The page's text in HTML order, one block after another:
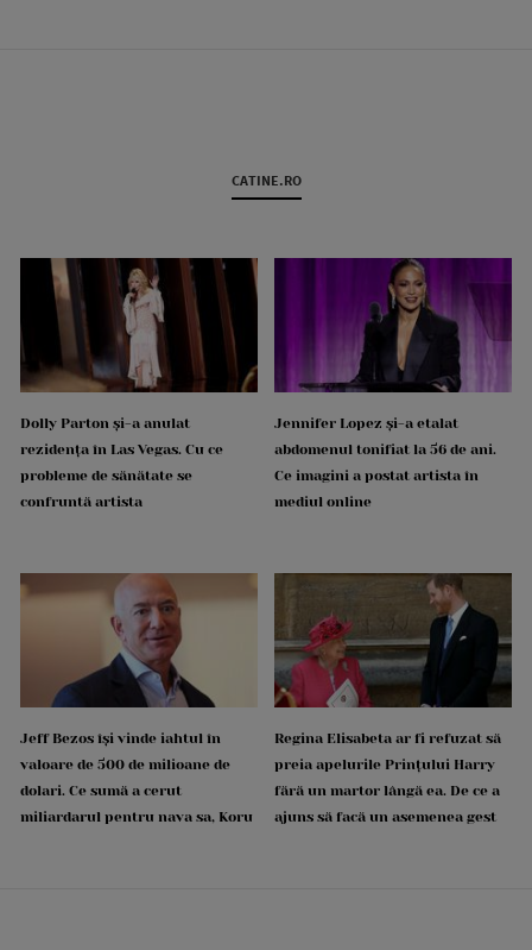
CATINE.RO
Dolly Parton și-a anulat
rezidența în Las Vegas. Cu ce
probleme de sănătate se
confruntă artista
Jennifer Lopez și-a etalat
abdomenul tonifiat la 56 de ani.
Ce imagini a postat artista în
mediul online
Jeff Bezos își vinde iahtul în
valoare de 500 de milioane de
dolari. Ce sumă a cerut
miliardarul pentru nava sa, Koru
Regina Elisabeta ar fi refuzat să
preia apelurile Prințului Harry
fără un martor lângă ea. De ce a
ajuns să facă un asemenea gest